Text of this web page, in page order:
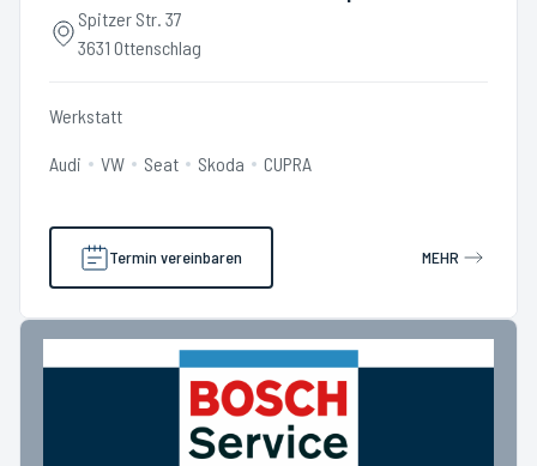
Spitzer Str. 37
3631 Ottenschlag
Werkstatt
Audi VW Seat Skoda CUPRA
Termin vereinbaren MEHR